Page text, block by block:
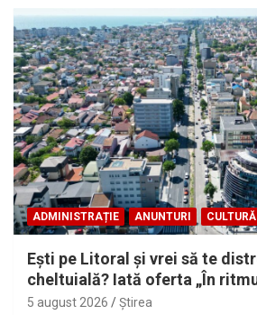
ADMINISTRAȚIE ANUNTURI CULTURĂ
Eşti pe Litoral şi vrei să te
cheltuială? Iată oferta „În
5 august 2026 Ştirea